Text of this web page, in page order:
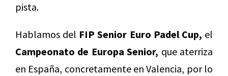
pista.
Hablamos del FIP Senior Euro Padel Cup, el
Campeonato de Europa Senior, que aterriza
en España, concretamente en Valencia, por lo